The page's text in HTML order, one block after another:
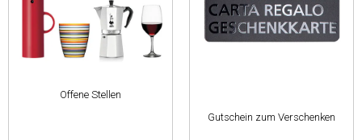
Offene Stellen
Gutschein zum Verschenken